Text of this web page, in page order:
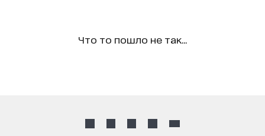
Что то пошло не так...